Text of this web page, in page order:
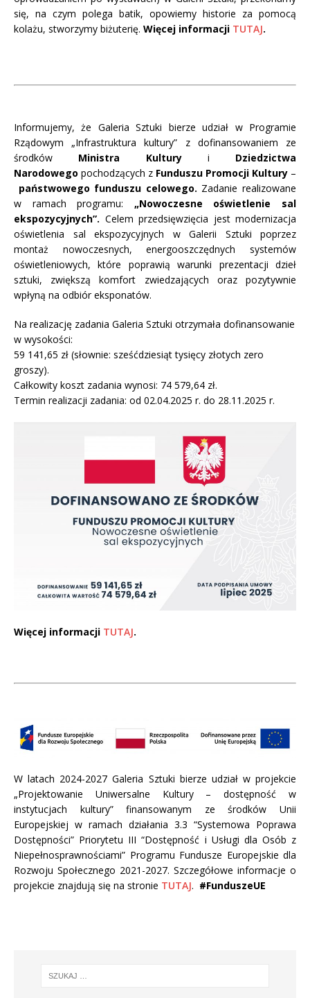
się, na czym polega batik, opowiemy historie za pomocą
kolażu, stworzymy biżuterię. Więcej informacji TUTAJ.
Informujemy, że Galeria Sztuki bierze udział w Programie
Rządowym „Infrastruktura kultury” z dofinansowaniem ze
środków Ministra Kulturyi Dziedzictwa
Narodowego pochodzących z Funduszu Promocji Kultury –
państwowego funduszu celowego. Zadanie realizowane
w ramach programu: „Nowoczesne oświetlenie sal
ekspozycyjnych”. Celem przedsięwzięcia jest modernizacja
oświetlenia sal ekspozycyjnych w Galerii Sztuki poprzez
montaż nowoczesnych, energooszczędnych systemów
oświetleniowych, które poprawią warunki prezentacji dzieł
sztuki, zwiększą komfort zwiedzających oraz pozytywnie
wpłyną na odbiór eksponatów.
Na realizację zadania Galeria Sztuki otrzymała dofinansowanie
w wysokości:
59 141,65 zł (słownie: sześćdziesiąt tysięcy złotych zero
groszy).
Całkowity koszt zadania wynosi: 74 579,64 zł.
Termin realizacji zadania: od 02.04.2025 r. do 28.11.2025 r.
Więcej informacji TUTAJ.
W latach 2024-2027 Galeria Sztuki bierze udział w projekcie
„Projektowanie Uniwersalne Kultury – dostępność w
instytucjach kultury” finansowanym ze środków Unii
Europejskiej w ramach działania 3.3 “Systemowa Poprawa
Dostępności” Priorytetu III “Dostępność i Usługi dla Osób z
Niepełnosprawnościami” Programu Fundusze Europejskie dla
Rozwoju Społecznego 2021-2027. Szczegółowe informacje o
projekcie znajdują się na stronie TUTAJ. #FunduszeUE